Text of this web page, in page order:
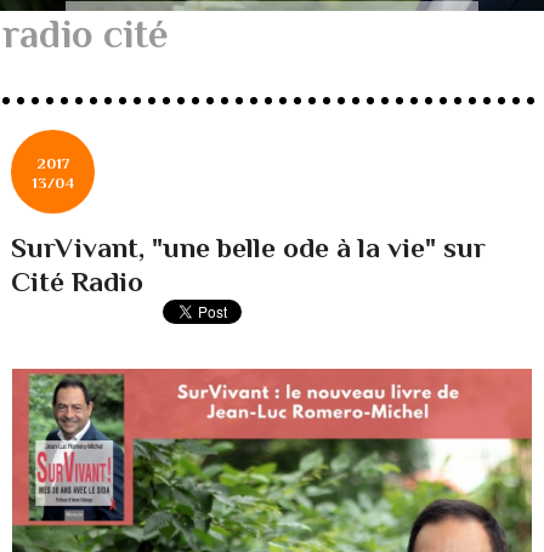
radio cité
2017
13/04
SurVivant, "une belle ode à la vie" sur
Cité Radio